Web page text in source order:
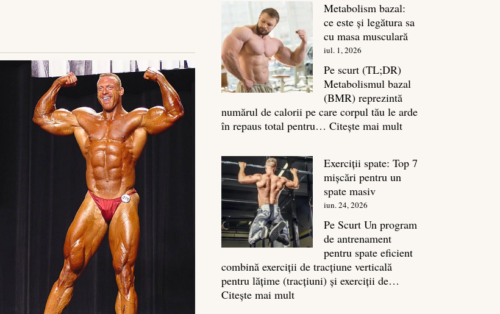
Metabolism bazal:
ce este și legătura sa
cu masa musculară
iul. 1, 2026
Pe scurt (TL;DR)
Metabolismul bazal
(BMR) reprezintă
numărul de calorii pe care corpul tău le arde
în repaus total pentru…Citește mai mult:
ce
sa
masa
Exerciții spate: Top 7
mișcări pentru un
spate masiv
iun. 24, 2026
Pe Scurt Un program
de antrenament
pentru spate eficient
combină exerciții de tracțiune verticală
pentru lățime (tracțiuni) și exerciții de…
Citește mai mult: